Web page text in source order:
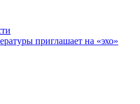
приглашает на «эхо»